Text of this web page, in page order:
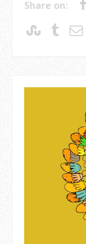
Share on: